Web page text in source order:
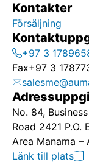
Kontakter
Försäljning
+97 3
Fax+97 3
No. 84,
Road 2421 P.O.
Area Manama –
Länk till plats